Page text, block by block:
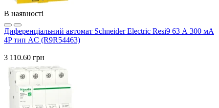
В наявності
Диференціальний автомат Schneider Electric Resi9 63 А 300 мА
4P тип AC (R9R54463)
3 110.60 грн